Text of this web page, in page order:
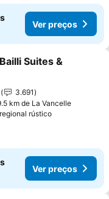
Ver preços
aos favoritos
Suites &
3.691
km de La Vancelle
rústico
Ver preços